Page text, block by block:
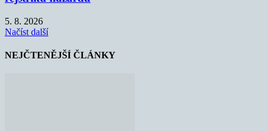
5. 8. 2026
Načíst další
NEJČTENĚJŠÍ ČLÁNKY